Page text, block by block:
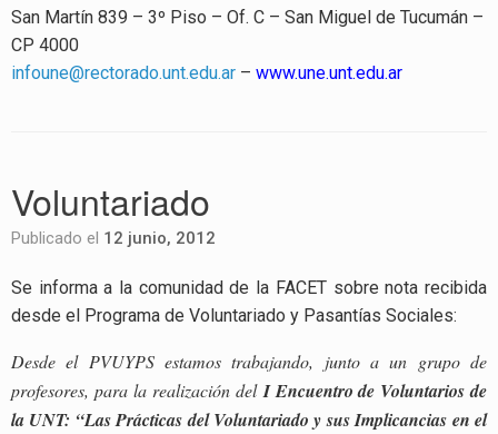
San Martín 839 – 3º Piso – Of. C – San Miguel de Tucumán –
CP 4000
infoune@rectorado.unt.edu.ar – www.une.unt.edu.ar
Voluntariado
Publicado el 12 junio, 2012
Se informa a la comunidad de la FACET sobre nota recibida
desde el Programa de Voluntariado y Pasantías Sociales:
Desde el PVUYPS estamos trabajando, junto a un grupo de
profesores, para la realización delI Encuentro de Voluntarios de
la UNT: “Las Prácticas del Voluntariado y sus Implicancias en el